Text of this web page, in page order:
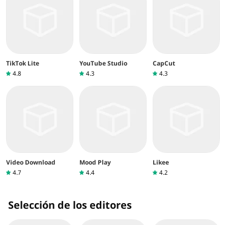
TikTok Lite
4.8
YouTube Studio
4.3
CapCut
4.3
Video Download
4.7
Mood Play
4.4
Likee
4.2
Selección de los editores